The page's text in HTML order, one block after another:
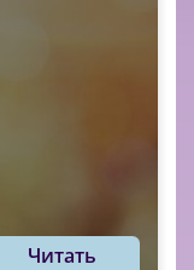
Читать